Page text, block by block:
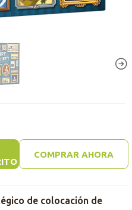
COMPRAR AHORA
de colocación de